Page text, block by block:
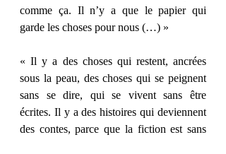
comme ça. Il n’y a que le papier qui
garde les choses pour nous (…) »
« Il y a des choses qui restent, ancrées
sous la peau, des choses qui se peignent
sans se dire, qui se vivent sans être
écrites. Il y a des histoires qui deviennent
des contes, parce que la fiction est sans